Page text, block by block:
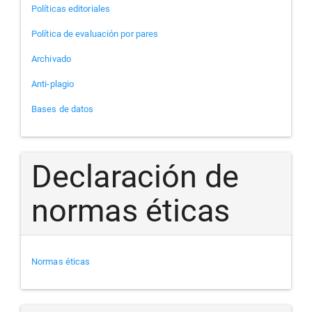
Políticas editoriales
Política de evaluación por pares
Archivado
Anti-plagio
Bases de datos
Declaración de
normas éticas
Normas éticas